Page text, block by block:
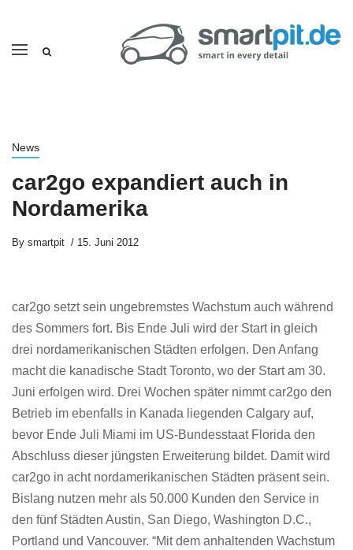
News
car2go expandiert auch in
Nordamerika
By smartpit 15. Juni 2012
car2go setzt sein ungebremstes Wachstum auch während
des Sommers fort. Bis Ende Juli wird der Start in gleich
drei nordamerikanischen Städten erfolgen. Den Anfang
macht die kanadische Stadt Toronto, wo der Start am 30.
Juni erfolgen wird. Drei Wochen später nimmt car2go den
Betrieb im ebenfalls in Kanada liegenden Calgary auf,
bevor Ende Juli Miami im US-Bundesstaat Florida den
Abschluss dieser jüngsten Erweiterung bildet. Damit wird
car2go in acht nordamerikanischen Städten präsent sein.
Bislang nutzen mehr als 50.000 Kunden den Service in
den fünf Städten Austin, San Diego, Washington D.C.,
Portland und Vancouver. “Mit dem anhaltenden Wachstum